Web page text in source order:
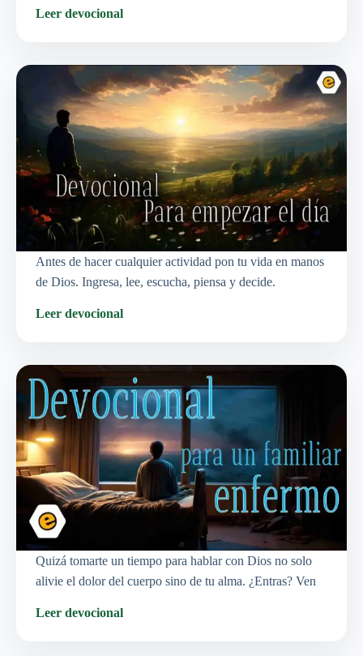
Leer devocional
Antes de hacer cualquier actividad pon tu vida en manos
de Dios. Ingresa, lee, escucha, piensa y decide.
Leer devocional
Quizá tomarte un tiempo para hablar con Dios no solo
alivie el dolor del cuerpo sino de tu alma. ¿Entras? Ven
Leer devocional